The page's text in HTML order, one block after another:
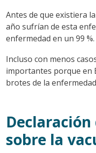
Antes de que existiera
año sufrían de esta
enfermedad en un 99 %.
Incluso con menos
importantes porque en
brotes de la
sobre la